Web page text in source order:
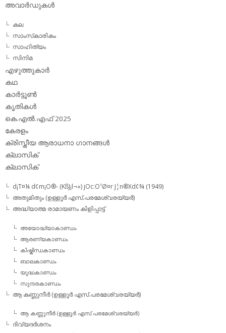
അവാര്‍ഡുകള്‍
കല
സാംസ്‌കാരികം
സാഹിത്യം
സിനിമ
എഴുത്തുകാര്‍
കഥ
കാര്‍ട്ടൂണ്‍
കൃതികള്‍
കെ.എല്‍.എഫ് 2025
കേരളം
ക്രിസ്തീയ ആരാധനാ ഗാനങ്ങള്‍
ക്ലാസിക്‌
ക്ലാസിക്
d¡T¤¼ d¢m¡O®- (KßJ¡l¬«) jOc:O¹Ø¤r J¦n®Xd¢¾ (1949)
അതുമിതും (ഉള്ളൂര്‍ എസ്.പരമേശ്വരയ്യര്‍)
അദ്ധ്യാത്മ രാമായണം കിളിപ്പാട്ട്‌
അയോദ്ധ്യാകാണ്ഡം
ആരണ്യകാണ്ഡം
കിഷ്കിന്ധകാണ്ഡം
ബാലകാണ്ഡം
യൂദ്ധകാണ്ഡം
സുന്ദരകാണ്ഡം
ആ കണ്ണുനീര്‍ (ഉള്ളൂര്‍ എസ്.പരമേശ്വരയ്യര്‍)
ആ കണ്ണുനീര്‍ (ഉള്ളൂര്‍ എസ്.പരമേശ്വരയ്യര്‍)
ദിവ്യദര്‍ശനം